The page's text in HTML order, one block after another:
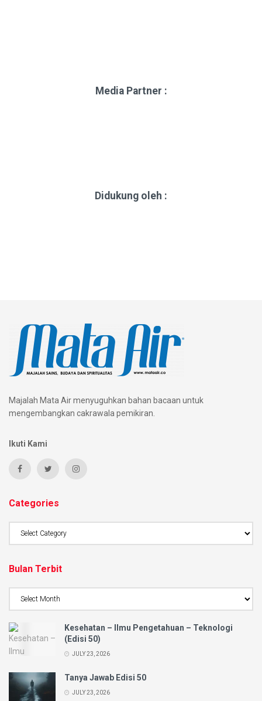
Media Partner :
Didukung oleh :
Majalah Mata Air menyuguhkan bahan bacaan untuk
mengembangkan cakrawala pemikiran.
Ikuti Kami
Categories
Bulan Terbit
Kesehatan – Ilmu Pengetahuan – Teknologi
(Edisi 50)
JULY 23, 2026
Tanya Jawab Edisi 50
JULY 23, 2026